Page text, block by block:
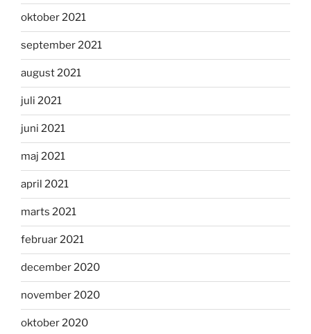
oktober 2021
september 2021
august 2021
juli 2021
juni 2021
maj 2021
april 2021
marts 2021
februar 2021
december 2020
november 2020
oktober 2020